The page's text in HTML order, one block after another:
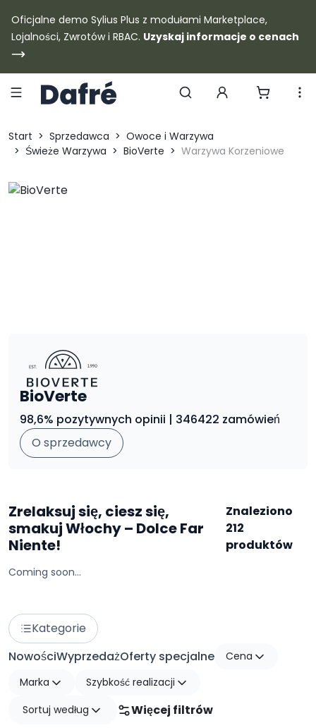
Dafre
Oficjalne demo Sylius Plus z modułami Marketplace,
Lojalności, Zwrotów i RBAC. Uzyskaj informacje o cenach
Start
Sprzedawca
Owoce i Warzywa
Świeże Warzywa
BioVerte Warzywa Korzeniowe
BioVerte
98,6% pozytywnych opinii | 346422 zamówień
O sprzedawcy
Zrelaksuj się, ciesz się,
smakuj Włochy – Dolce Far
Niente!
Znaleziono
212
produktów
Coming soon...
Kategorie
NowościWyprzedażOferty specjalne
Cena
Marka
Szybkość realizacji
Sortuj według
Więcej filtrów